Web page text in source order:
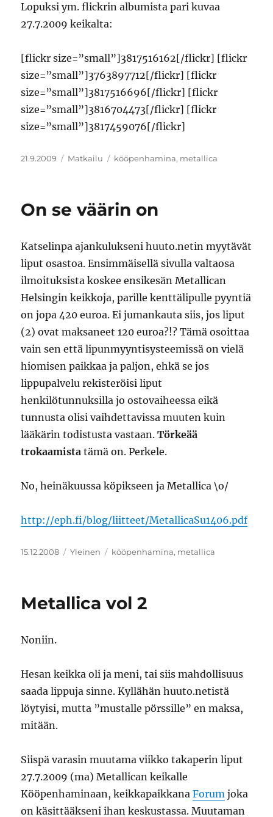
Lopuksi ym. flickrin albumista pari kuvaa
27.7.2009 keikalta:
[flickr size=”small”]3817516162[/flickr] [flickr
size=”small”]3763897712[/flickr] [flickr
size=”small”]3817516696[/flickr] [flickr
size=”small”]3816704473[/flickr] [flickr
size=”small”]3817459076[/flickr]
Julkaistu
21.9.2009 Kategoriat
Matkailu Avainsanat
kööpenhamina, metallica
On se väärin on
Katselinpa ajankulukseni huuto.netin myytävät
liput osastoa. Ensimmäisellä sivulla valtaosa
ilmoituksista koskee ensikesän Metallican
Helsingin keikkoja, parille kenttälipulle pyyntiä
on jopa 420 euroa. Ei jumankauta siis, jos liput
(2) ovat maksaneet 120 euroa?!? Tämä osoittaa
vain sen että lipunmyyntisysteemissä on vielä
hiomisen paikkaa ja paljon, ehkä se jos
lippupalvelu rekisteröisi liput
henkilötunnuksilla jo ostovaiheessa eikä
tunnusta olisi vaihdettavissa muuten kuin
lääkärin todistusta vastaan.Törkeää
trokaamistatämä on. Perkele.
No, heinäkuussa köpikseen ja Metallica \o/
http://eph.fi/blog/liitteet/MetallicaSu1406.pdf
Julkaistu
15.12.2008 Kategoriat
Yleinen Avainsanat
kööpenhamina, metallica
Metallica vol 2
Noniin.
Hesan keikka oli ja meni, tai siis mahdollisuus
saada lippuja sinne. Kyllähän huuto.netistä
löytyisi, mutta ”mustalle pörssille” en maksa,
mitään.
Siispä varasin muutama viikko takaperin liput
27.7.2009 (ma) Metallican keikalle
Kööpenhaminaan, keikkapaikkanaForum joka
on käsittääkseni ihan keskustassa. Muutaman